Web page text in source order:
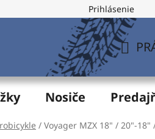
Formulár na odstúpenie od
Prihlásenie
KOŠÍK
Nosiče
/ Voyager MZX 18" / 20"-18"